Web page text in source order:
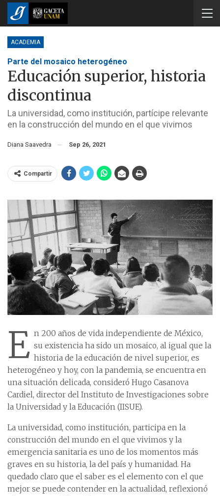
ACADEMIA
Parte del mosaico heterogéneo
Educación superior, historia
discontinua
La universidad, como institución, partícipe relevante
en la construcción del mundo en el que vivimos
Diana Saavedra Sep 26, 2021
Compartir
E n 200 años de vida independiente de México,
su existencia ha sido un mosaico, al igual que la
historia de la educación de nivel superior, es
heterogéneo y hoy, con la pandemia, se encuentra en
una situación delicada, consideró Hugo Casanova
Cardiel, director del Instituto de Investigaciones sobre
la Universidad y la Educación (IISUE).
La universidad, como institución, participa en la
construcción del mundo en el que vivimos y la
emergencia sanitaria es uno de los momentos más
graves en su historia, la del país y humanidad. Ha
quedado claro que el saber es el elemento con el que
mejor se puede contender en la actualidad, reflexionó